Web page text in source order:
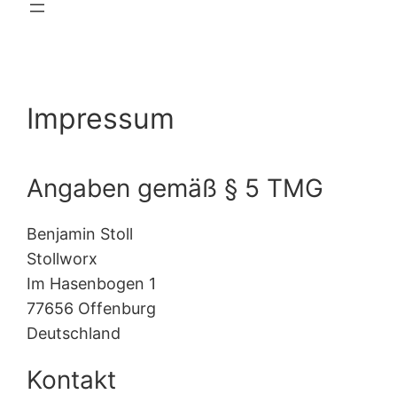
Impressum
Angaben gemäß § 5 TMG
Benjamin Stoll
Stollworx
Im Hasenbogen 1
77656 Offenburg
Deutschland
Kontakt